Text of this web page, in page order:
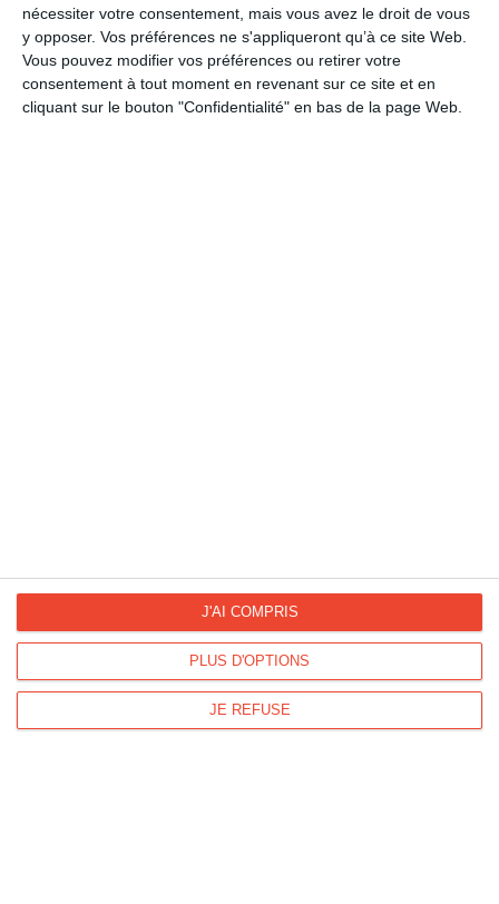
nécessiter votre consentement, mais vous avez le droit de vous
y opposer. Vos préférences ne s'appliqueront qu’à ce site Web.
Vous pouvez modifier vos préférences ou retirer votre
consentement à tout moment en revenant sur ce site et en
cliquant sur le bouton "Confidentialité" en bas de la page Web.
PLUS D'OPTIONS
JE REFUSE
J'AI COMPRIS
Carte virtuelle Remerciement
FACEBOOK
TWITTER
Kisseo.fr sur
INSTAGRAM
Les photos
INSTAGRAM